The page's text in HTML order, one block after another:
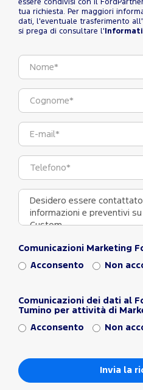
essere condivisi con il
tua richiesta. Per maggiori
dati, l'eventuale trasferimento
si prega di consultare l'
Comunicazioni Marketing
Acconsento Non
Comunicazioni dei dati al
Tumino per attività di
Acconsento Non